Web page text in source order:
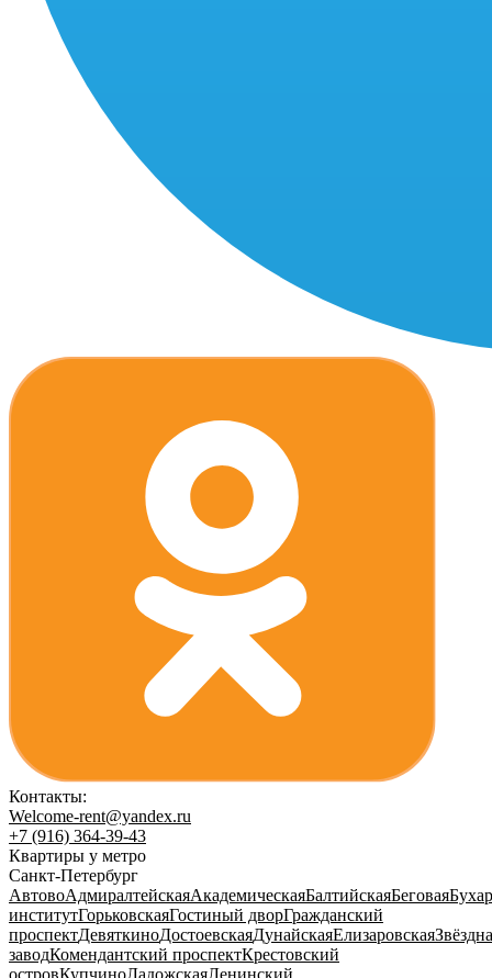
Контакты:
Welcome-rent@yandex.ru
+7 (916) 364-39-43
Квартиры у метро
Санкт-Петербург
АвтовоАдмиралтейскаяАкадемическаяБалтийскаяБеговая
институтГорьковскаяГостиный дворГражданский
проспектДевяткиноДостоевскаяДунайскаяЕлизаровская
заводКомендантский проспектКрестовский
островКупчиноЛадожскаяЛенинский